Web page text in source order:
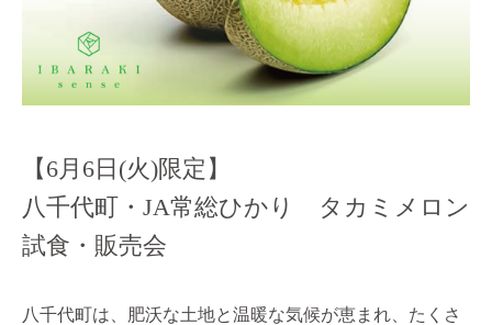
【6月6日(火)限定】
八千代町・JA常総ひかり タカミメロン
試食・販売会
八千代町は、肥沃な土地と温暖な気候が恵まれ、たくさ